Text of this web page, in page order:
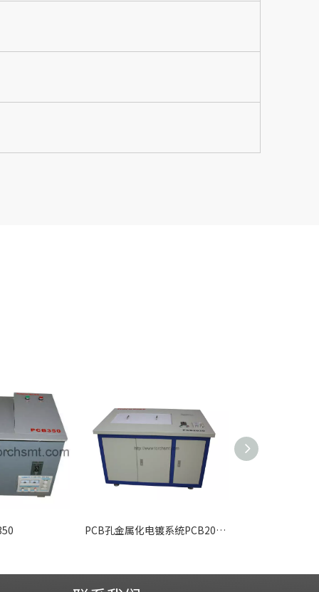
PCB孔金属化电镀系统PCB2030（铜）